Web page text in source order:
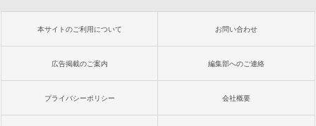
本サイトのご利用について お問い合わせ
広告掲載のご案内 編集部へのご連絡
プライバシーポリシー 会社概要